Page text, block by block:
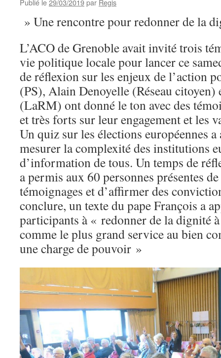
Publié le29/03/2019par Regis
» Une rencontre pour redonner de la
L’ACO de Grenoble avait invité trois
vie politique locale pour lancer ce
de réflexion sur les enjeux de l’action
(PS), Alain Denoyelle (Réseau
(LaRM) ont donné le ton avec des
et très forts sur leur engagement et les
Un quiz sur les élections européennes
mesurer la complexité des institutions
d’information de tous. Un temps de
a permis aux 60 personnes présentes
témoignages et d’affirmer des
conclure, un texte du pape François a
participants à « redonner de la dignité
comme le plus grand service au bien
une charge de pouvoir »